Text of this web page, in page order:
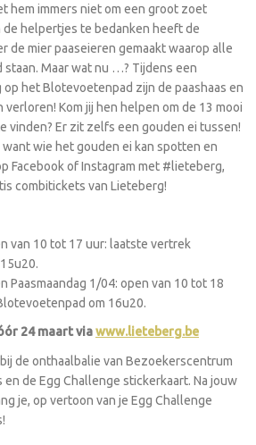
hem immers niet om een groot zoet
de helpertjes te bedanken heeft de
de mier paaseieren gemaakt waarop alle
Maar wat nu …? Tijdens een
het Blotevoetenpad zijn de paashaas en
verloren! Kom jij hen helpen om de 13 mooi
vinden? Er zit zelfs een gouden ei tussen!
wie het gouden ei kan spotten en
Facebook of Instagram met #lieteberg,
combitickets van Lieteberg!
van 10 tot 17 uur: laatste vertrek
Paasmaandag 1/04: open van 10 tot 18
om 16u20.
24 maart viawww.lieteberg.be
de onthaalbalie van Bezoekerscentrum
de Egg Challenge stickerkaart. Na jouw
je, op vertoon van je Egg Challenge